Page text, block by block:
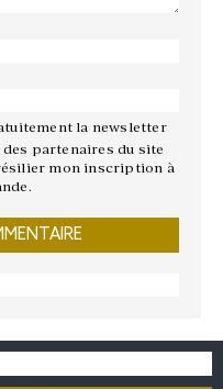
la newsletter
partenaires du site
résilier mon inscription à